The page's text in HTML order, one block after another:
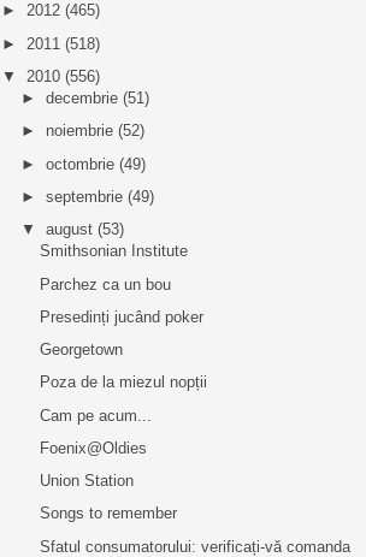
► 2012 (465)
► 2011 (518)
▼ 2010 (556)
► decembrie (51)
► noiembrie (52)
► octombrie (49)
► septembrie (49)
▼ august (53)
Smithsonian Institute
Parchez ca un bou
Presedinți jucând poker
Georgetown
Poza de la miezul nopții
Cam pe acum...
Foenix@Oldies
Union Station
Songs to remember
Sfatul consumatorului: verificați-vă comanda